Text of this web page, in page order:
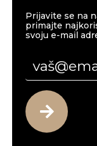
Prijavite se na
primajte
svoju e-mail